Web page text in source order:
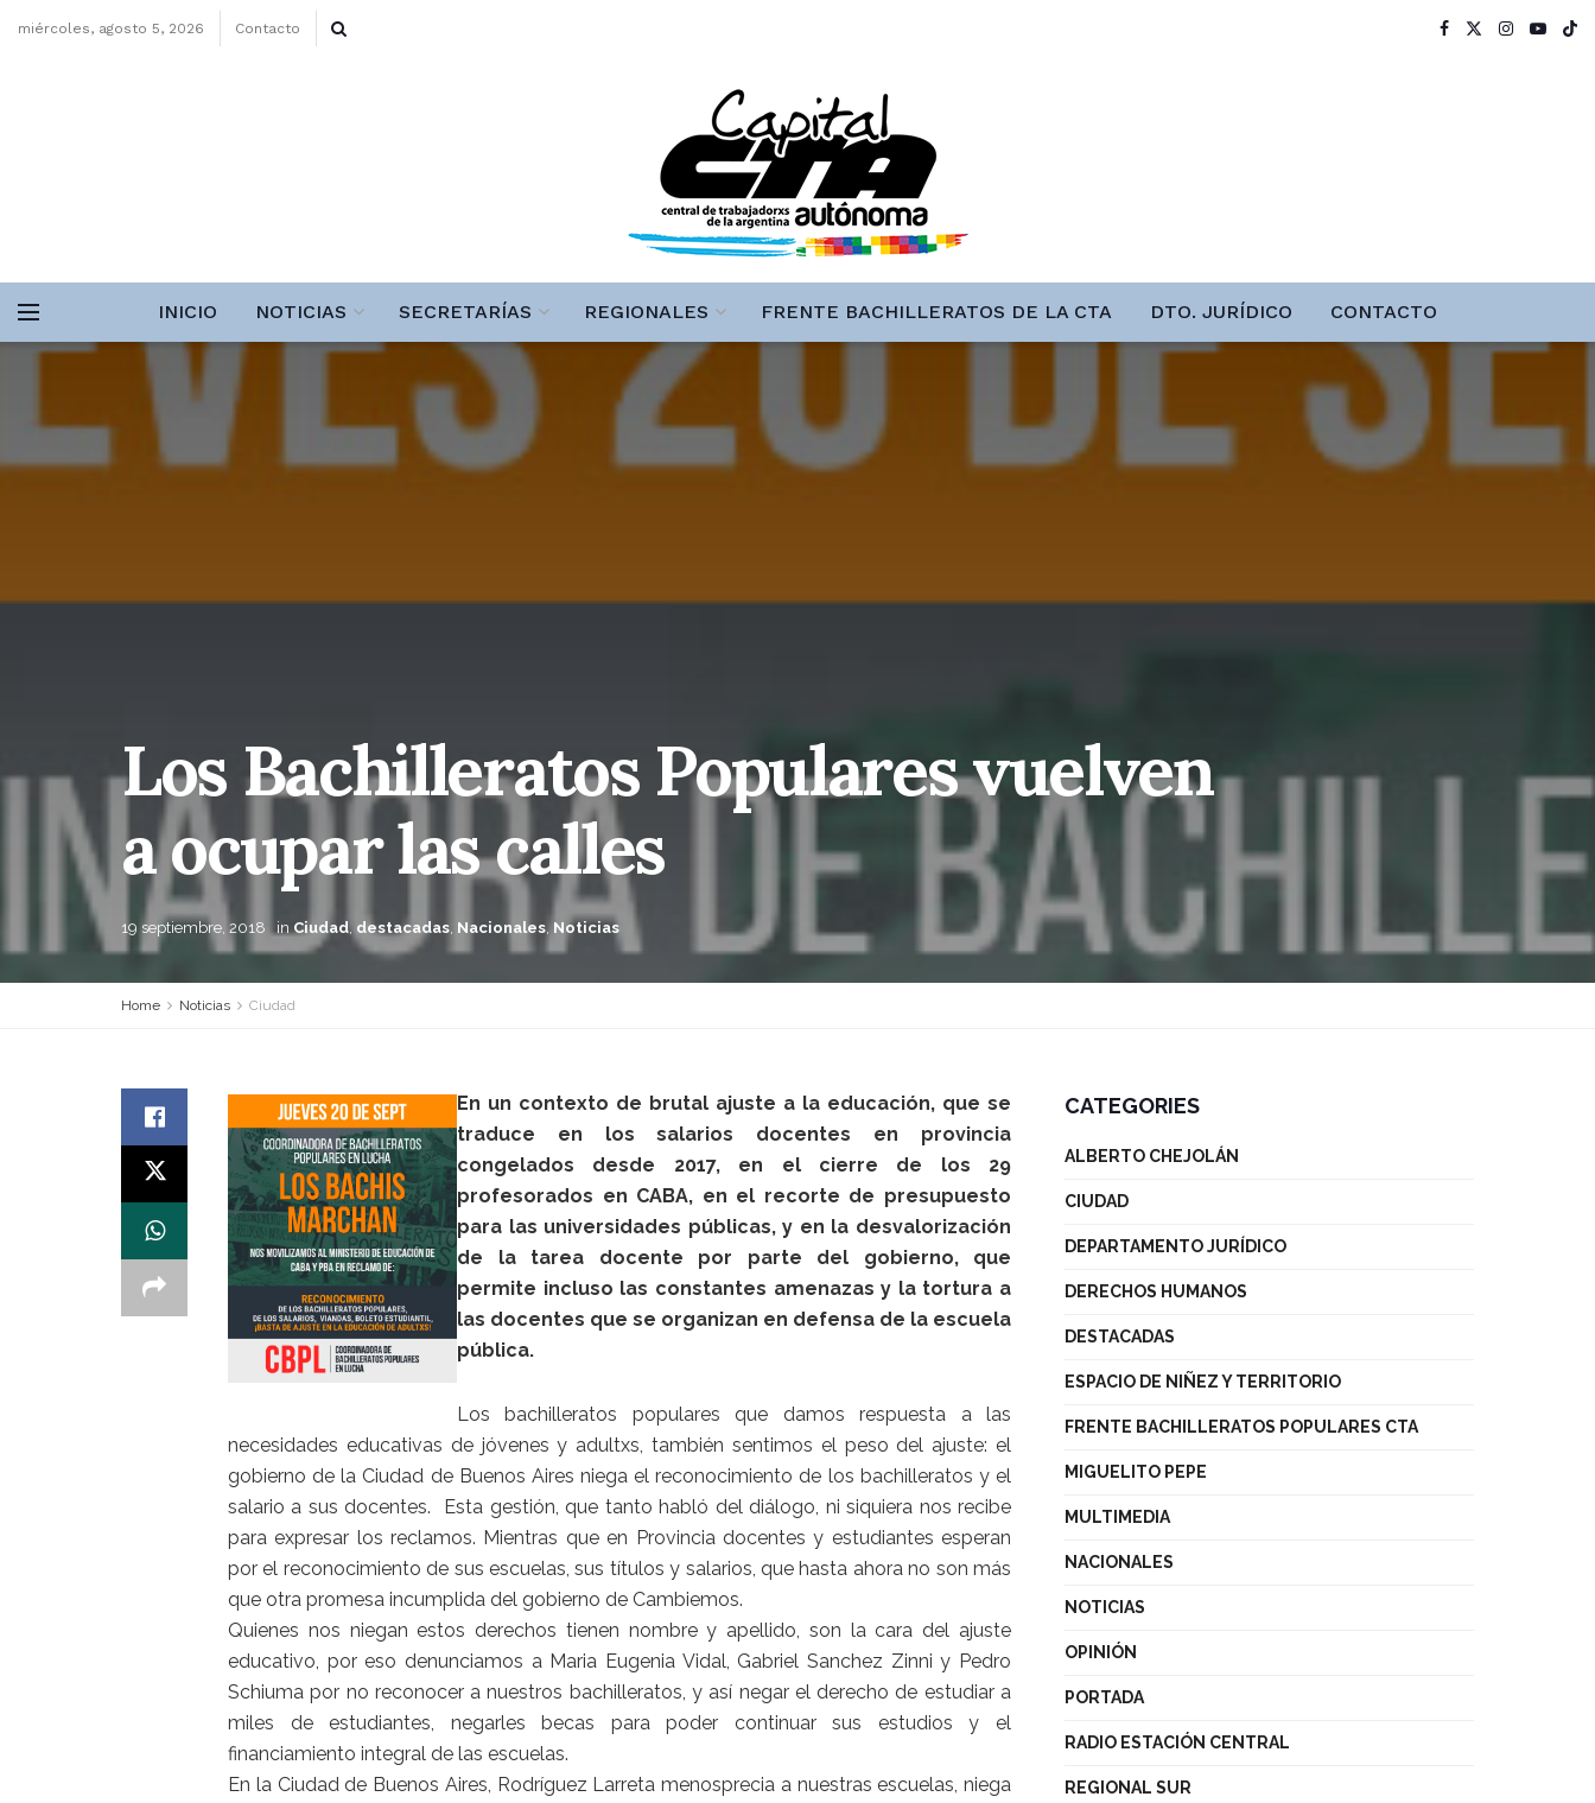
miércoles, agosto 5, 2026 Contacto
INICIO NOTICIAS SECRETARÍAS REGIONALES FRENTE BACHILLERATOS DE LA CTA DTO. JURÍDICO CONTACTO
Los Bachilleratos Populares vuelven
a ocupar las calles
19 septiembre, 2018 in Ciudad, destacadas, Nacionales, Noticias
Home Noticias Ciudad
En un contexto de brutal ajuste a la educación, que se
traduce en los salarios docentes en provincia
congelados desde 2017, en el cierre de los 29
profesorados en CABA, en el recorte de presupuesto
para las universidades públicas, y en la desvalorización
de la tarea docente por parte del gobierno, que
permite incluso las constantes amenazas y la tortura a
las docentes que se organizan en defensa de la escuela
pública.
Los bachilleratos populares que damos respuesta a las
necesidades educativas de jóvenes y adultxs, también sentimos el peso del ajuste: el
gobierno de la Ciudad de Buenos Aires niega el reconocimiento de los bachilleratos y el
salario a sus docentes. Esta gestión, que tanto habló del diálogo, ni siquiera nos recibe
para expresar los reclamos. Mientras que en Provincia docentes y estudiantes esperan
por el reconocimiento de sus escuelas, sus títulos y salarios, que hasta ahora no son más
que otra promesa incumplida del gobierno de Cambiemos.
Quienes nos niegan estos derechos tienen nombre y apellido, son la cara del ajuste
educativo, por eso denunciamos a Maria Eugenia Vidal, Gabriel Sanchez Zinni y Pedro
Schiuma por no reconocer a nuestros bachilleratos, y así negar el derecho de estudiar a
miles de estudiantes, negarles becas para poder continuar sus estudios y el
financiamiento integral de las escuelas.
En la Ciudad de Buenos Aires, Rodríguez Larreta menosprecia a nuestras escuelas, niega
CATEGORIES
ALBERTO CHEJOLÁN
CIUDAD
DEPARTAMENTO JURÍDICO
DERECHOS HUMANOS
DESTACADAS
ESPACIO DE NIÑEZ Y TERRITORIO
FRENTE BACHILLERATOS POPULARES CTA
MIGUELITO PEPE
MULTIMEDIA
NACIONALES
NOTICIAS
OPINIÓN
PORTADA
RADIO ESTACIÓN CENTRAL
REGIONAL SUR